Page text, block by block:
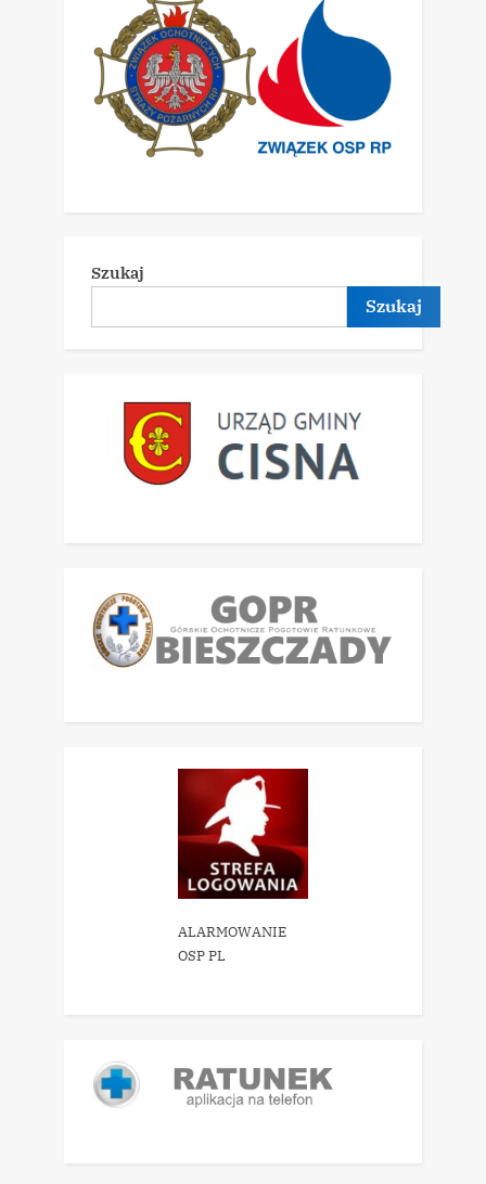
Szukaj
Szukaj
ALARMOWANIE
OSP PL